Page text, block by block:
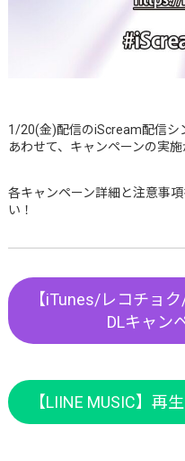
1/20(金)配信のiScream配信シ
あわせて、キャンペーンの実施
各キャンペーン詳細と注意事
い！
【iTunes/レコチョ
DLキャン
【LIINE MUSIC】再